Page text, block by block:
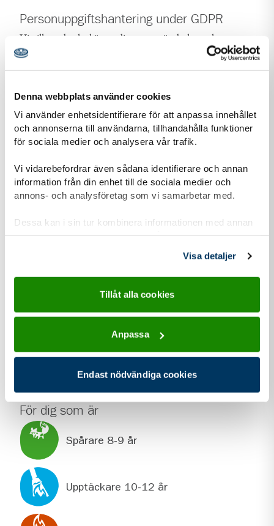
Denna webbplats använder cookies
Vi använder enhetsidentifierare för att anpassa innehållet
och annonserna till användarna, tillhandahålla funktioner
för sociala medier och analysera vår trafik.
Vi vidarebefordrar även sådana identifierare och annan
information från din enhet till de sociala medier och
annons- och analysföretag som vi samarbetar med.
Dessa kan i sin tur kombinera informationen med annan
information som du har tillhandahållit eller som de har
Visa detaljer
Tillåt alla cookies
Anpassa
Endast nödvändiga cookies
Personuppgiftshantering under GDPR
Vi vill att du ska känna dig trygg när du kontaktar oss.
Därför vill vi berätta om vår hantering av
personuppgifter och om dataskyddsförordningen
Läs mer om vår personuppgiftshantering
Information-personuppgiftshantering-Scoutnet.pdf (PDF 129 KB)
Kontaktuppgifter
Skillingaryd
annakarinjohansson@telia.com
För dig som är
Spårare 8-9 år
Upptäckare 10-12 år